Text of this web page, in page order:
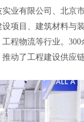
业有限公司、北京
项目、建筑材料与
程物流等行业。
动了工程建设供应